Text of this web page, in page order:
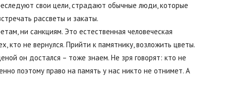
Буда-
Кошелевский
свои цели, страдают обычные люди, которые
рассветы и закаты.
ни санкциям. Это естественная человеческая
кто не вернулся. Прийти к памятнику, возложить цветы.
он достался – тоже знаем. Не зря говорят: кто не
поэтому право на память у нас никто не отнимет. А